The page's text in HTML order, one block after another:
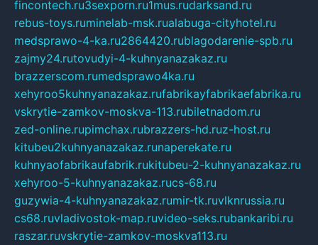
fincontech.ru3sexporn.ru1mus.rudarksand.ru
rebus-toys.ruminelab-msk.rualabuga-cityhotel.ru
medsprawo-4-ka.ru2864420.rublagodarenie-spb.ru
zajmy24.rutovudyi-4-kuhnyanazakaz.ru
brazzerscom.rumedsprawo4ka.ru
xehyroo5kuhnyanazakaz.rufabrikayfabrikaefabrika.ru
vskrytie-zamkov-moskva-113.rubiletnadom.ru
zed-online.rupimchax.rubrazzers-hd.ruz-host.ru
kitubeu2kuhnyanazakaz.runaperekate.ru
kuhnyaofabrikaufabrik.rukitubeu-2-kuhnyanazakaz.ru
xehyroo-5-kuhnyanazakaz.rucs-68.ru
guzywia-4-kuhnyanazakaz.rumir-tk.ruvlknrussia.ru
cs68.ruvladivostok-map.ruvideo-seks.rubankaribi.ru
raszar.ruvskrytie-zamkov-moskva113.ru